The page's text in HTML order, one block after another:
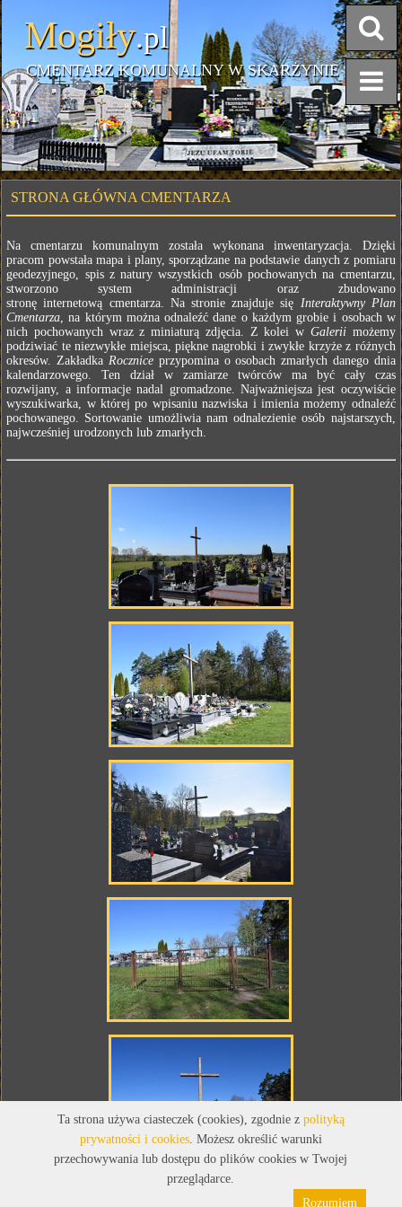
Mogiły.pl
CMENTARZ KOMUNALNY W SKARŻYNIE
STRONA GŁÓWNA CMENTARZA
Na cmentarzu komunalnym została wykonana inwentaryzacja. Dzięki
pracom powstała mapa i plany, sporządzane na podstawie danych z pomiaru
geodezyjnego, spis z natury wszystkich osób pochowanych na cmentarzu,
stworzono system administracji oraz zbudowano
stronę internetową cmentarza. Na stronie znajduje się Interaktywny Plan
Cmentarza, na którym można odnaleźć dane o każdym grobie i osobach w
nich pochowanych wraz z miniaturą zdjęcia. Z kolei w Galerii możemy
podziwiać te niezwykłe miejsca, piękne nagrobki i zwykłe krzyże z różnych
okresów. Zakładka Roczniceprzypomina o osobach zmarłych danego dnia
kalendarzowego. Ten dział w zamiarze twórców ma być cały czas
rozwijany, a informacje nadal gromadzone. Najważniejsza jest oczywiście
wyszukiwarka, w której po wpisaniu nazwiska i imienia możemy odnaleźć
pochowanego. Sortowanie umożliwia nam odnalezienie osób najstarszych,
najwcześniej urodzonych lub zmarłych.
Ta strona używa ciasteczek (cookies), zgodnie z polityką
prywatności i cookies. Możesz określić warunki
przechowywania lub dostępu do plików cookies w Twojej
przeglądarce.
Rozumiem